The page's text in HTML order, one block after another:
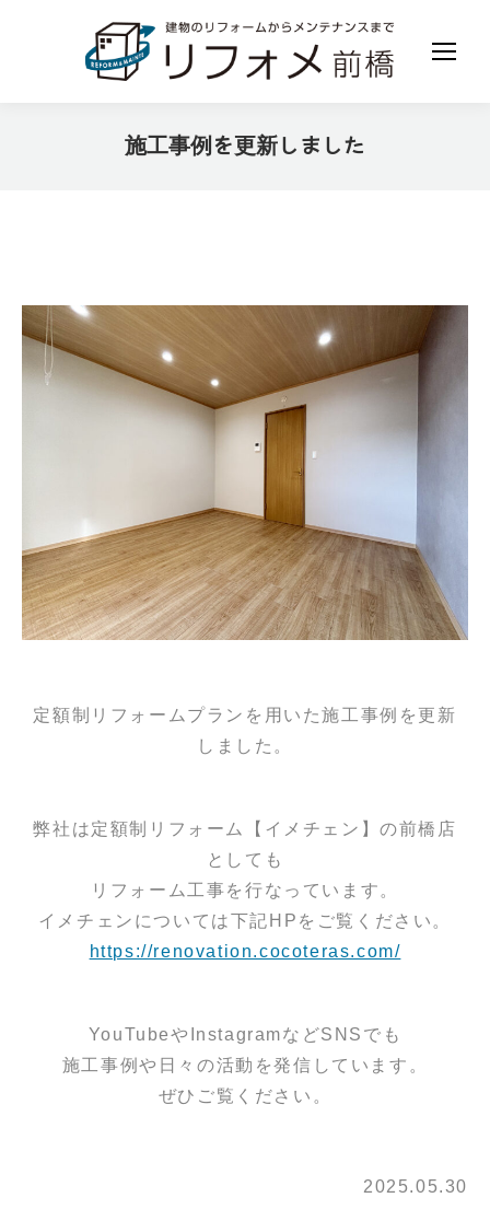
施工事例を更新しました
定額制リフォームプランを用いた施工事例を更新
しました。
弊社は定額制リフォーム【イメチェン】の前橋店
としても
リフォーム工事を行なっています。
イメチェンについては下記HPをご覧ください。
https://renovation.cocoteras.com/
YouTubeやInstagramなどSNSでも
施工事例や日々の活動を発信しています。
ぜひご覧ください。
2025.05.30